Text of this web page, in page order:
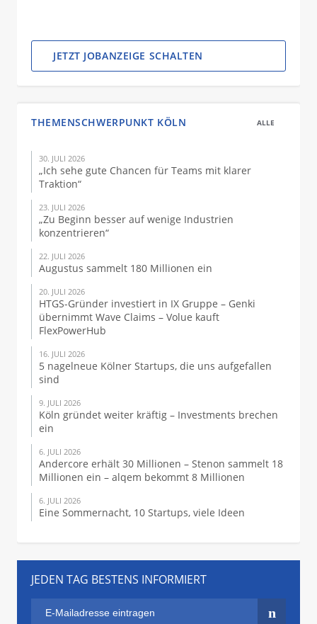
JETZT JOBANZEIGE SCHALTEN
THEMENSCHWERPUNKT KÖLN ALLE
30. JULI 2026
„Ich sehe gute Chancen für Teams mit klarer
Traktion“
23. JULI 2026
„Zu Beginn besser auf wenige Industrien
konzentrieren“
22. JULI 2026
Augustus sammelt 180 Millionen ein
20. JULI 2026
HTGS-Gründer investiert in IX Gruppe – Genki
übernimmt Wave Claims – Volue kauft
FlexPowerHub
16. JULI 2026
5 nagelneue Kölner Startups, die uns aufgefallen
sind
9. JULI 2026
Köln gründet weiter kräftig – Investments brechen
ein
6. JULI 2026
Andercore erhält 30 Millionen – Stenon sammelt 18
Millionen ein – alqem bekommt 8 Millionen
6. JULI 2026
Eine Sommernacht, 10 Startups, viele Ideen
JEDEN TAG BESTENS INFORMIERT